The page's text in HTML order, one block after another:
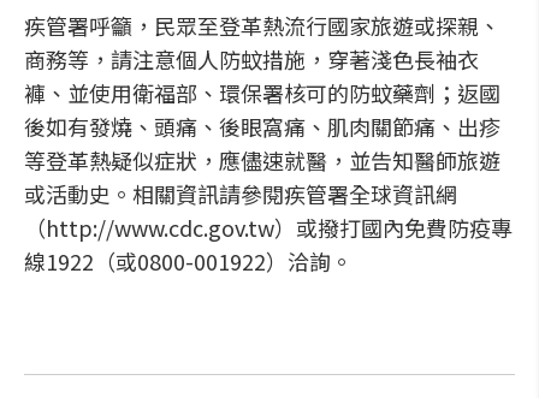
疾管署呼籲，民眾至登革熱流行國家旅遊或探親、
商務等，請注意個人防蚊措施，穿著淺色長袖衣
褲、並使用衛福部、環保署核可的防蚊藥劑；返國
後如有發燒、頭痛、後眼窩痛、肌肉關節痛、出疹
等登革熱疑似症狀，應儘速就醫，並告知醫師旅遊
或活動史。相關資訊請參閱疾管署全球資訊網
（http://www.cdc.gov.tw）或撥打國內免費防疫專
線1922（或0800-001922）洽詢。